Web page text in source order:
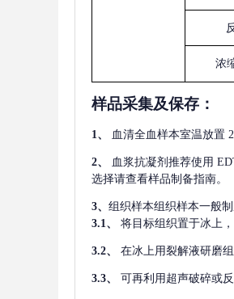
浓
样品采集及保存 ：
1、 血清全血样本室温放置
2、 血浆抗凝剂推荐使用
选择请查看样品制备指南。
3、 组织样本组织样本一般
3.1、
将目标组织置于冰上
3.2、 在冰上用裂解液研磨
3.3、 可再利用超声破碎或